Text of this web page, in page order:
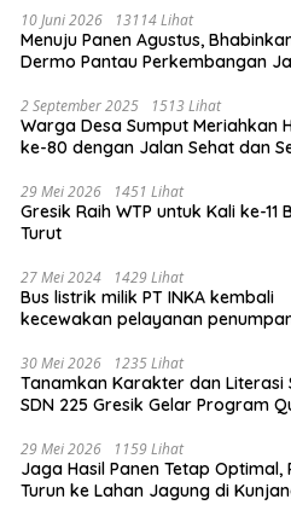
10 Juni 2026 13114 Lihat
Menuju Panen Agustus,
Dermo Pantau Perkembangan
2 September 2025 1513 Lihat
Warga Desa Sumput Meriahkan
ke-80 dengan Jalan Sehat dan
29 Mei 2026 1451 Lihat
Gresik Raih WTP untuk Kali ke-11
Turut
27 Mei 2024 1429 Lihat
Bus listrik milik PT INKA kembali
kecewakan pelayanan
30 Mei 2026 1235 Lihat
Tanamkan Karakter dan Literasi
SDN 225 Gresik Gelar Program
29 Mei 2026 1159 Lihat
Jaga Hasil Panen Tetap Optimal,
Turun ke Lahan Jagung di